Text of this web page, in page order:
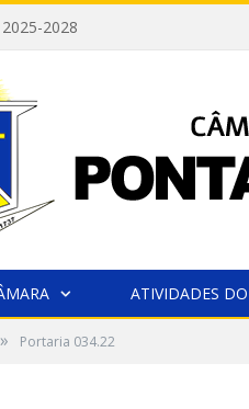
2025-2028
ATIVIDADES
» Portaria 034.22